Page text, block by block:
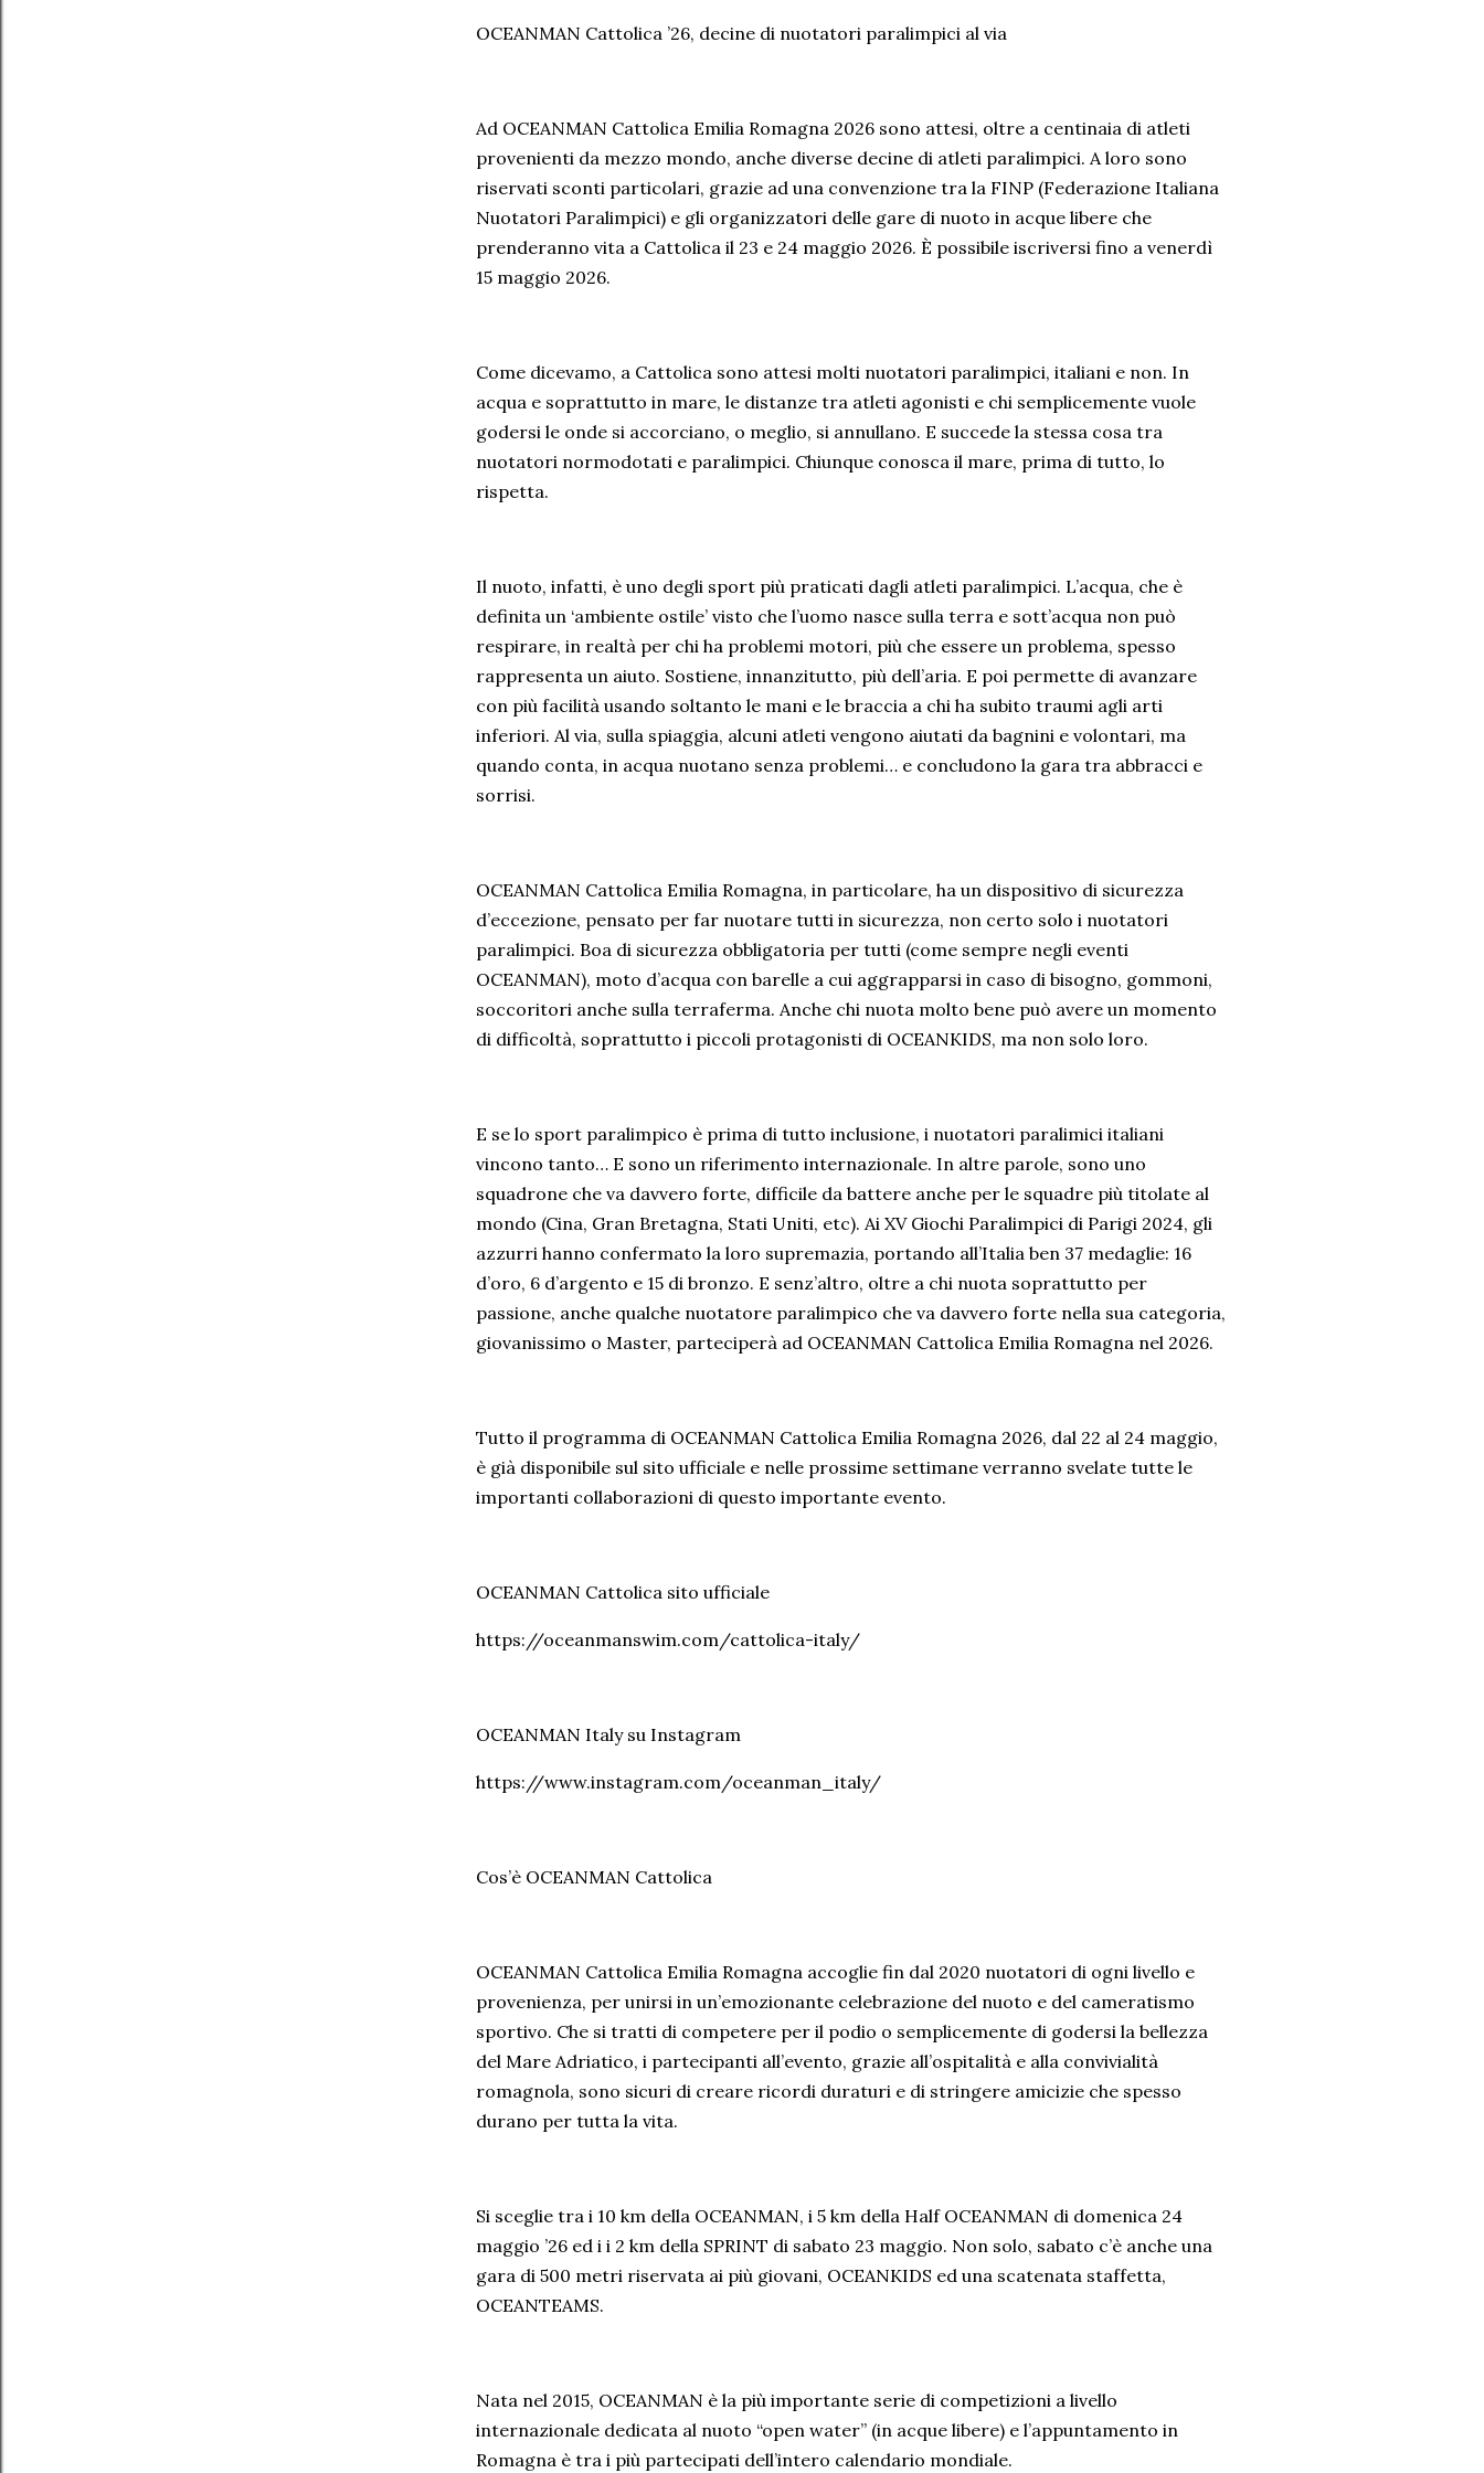
OCEANMAN Cattolica ’26, decine di nuotatori paralimpici al via
Ad OCEANMAN Cattolica Emilia Romagna 2026 sono attesi, oltre a centinaia di atleti
provenienti da mezzo mondo, anche diverse decine di atleti paralimpici. A loro sono
riservati sconti particolari, grazie ad una convenzione tra la FINP (Federazione Italiana
Nuotatori Paralimpici) e gli organizzatori delle gare di nuoto in acque libere che
prenderanno vita a Cattolica il 23 e 24 maggio 2026. È possibile iscriversi fino a venerdì
15 maggio 2026.
Come dicevamo, a Cattolica sono attesi molti nuotatori paralimpici, italiani e non. In
acqua e soprattutto in mare, le distanze tra atleti agonisti e chi semplicemente vuole
godersi le onde si accorciano, o meglio, si annullano. E succede la stessa cosa tra
nuotatori normodotati e paralimpici. Chiunque conosca il mare, prima di tutto, lo
rispetta.
Il nuoto, infatti, è uno degli sport più praticati dagli atleti paralimpici. L’acqua, che è
definita un ‘ambiente ostile’ visto che l’uomo nasce sulla terra e sott’acqua non può
respirare, in realtà per chi ha problemi motori, più che essere un problema, spesso
rappresenta un aiuto. Sostiene, innanzitutto, più dell’aria. E poi permette di avanzare
con più facilità usando soltanto le mani e le braccia a chi ha subito traumi agli arti
inferiori. Al via, sulla spiaggia, alcuni atleti vengono aiutati da bagnini e volontari, ma
quando conta, in acqua nuotano senza problemi… e concludono la gara tra abbracci e
sorrisi.
OCEANMAN Cattolica Emilia Romagna, in particolare, ha un dispositivo di sicurezza
d’eccezione, pensato per far nuotare tutti in sicurezza, non certo solo i nuotatori
paralimpici. Boa di sicurezza obbligatoria per tutti (come sempre negli eventi
OCEANMAN), moto d’acqua con barelle a cui aggrapparsi in caso di bisogno, gommoni,
soccoritori anche sulla terraferma. Anche chi nuota molto bene può avere un momento
di difficoltà, soprattutto i piccoli protagonisti di OCEANKIDS, ma non solo loro.
E se lo sport paralimpico è prima di tutto inclusione, i nuotatori paralimici italiani
vincono tanto… E sono un riferimento internazionale. In altre parole, sono uno
squadrone che va davvero forte, difficile da battere anche per le squadre più titolate al
mondo (Cina, Gran Bretagna, Stati Uniti, etc). Ai XV Giochi Paralimpici di Parigi 2024, gli
azzurri hanno confermato la loro supremazia, portando all’Italia ben 37 medaglie: 16
d’oro, 6 d’argento e 15 di bronzo. E senz’altro, oltre a chi nuota soprattutto per
passione, anche qualche nuotatore paralimpico che va davvero forte nella sua categoria,
giovanissimo o Master, parteciperà ad OCEANMAN Cattolica Emilia Romagna nel 2026.
Tutto il programma di OCEANMAN Cattolica Emilia Romagna 2026, dal 22 al 24 maggio,
è già disponibile sul sito ufficiale e nelle prossime settimane verranno svelate tutte le
importanti collaborazioni di questo importante evento.
OCEANMAN Cattolica sito ufficiale
https://oceanmanswim.com/cattolica-italy/
OCEANMAN Italy su Instagram
https://www.instagram.com/oceanman_italy/
Cos’è OCEANMAN Cattolica
OCEANMAN Cattolica Emilia Romagna accoglie fin dal 2020 nuotatori di ogni livello e
provenienza, per unirsi in un’emozionante celebrazione del nuoto e del cameratismo
sportivo. Che si tratti di competere per il podio o semplicemente di godersi la bellezza
del Mare Adriatico, i partecipanti all’evento, grazie all’ospitalità e alla convivialità
romagnola, sono sicuri di creare ricordi duraturi e di stringere amicizie che spesso
durano per tutta la vita.
Si sceglie tra i 10 km della OCEANMAN, i 5 km della Half OCEANMAN di domenica 24
maggio ’26 ed i i 2 km della SPRINT di sabato 23 maggio. Non solo, sabato c’è anche una
gara di 500 metri riservata ai più giovani, OCEANKIDS ed una scatenata staffetta,
OCEANTEAMS.
Nata nel 2015, OCEANMAN è la più importante serie di competizioni a livello
internazionale dedicata al nuoto “open water” (in acque libere) e l’appuntamento in
Romagna è tra i più partecipati dell’intero calendario mondiale.